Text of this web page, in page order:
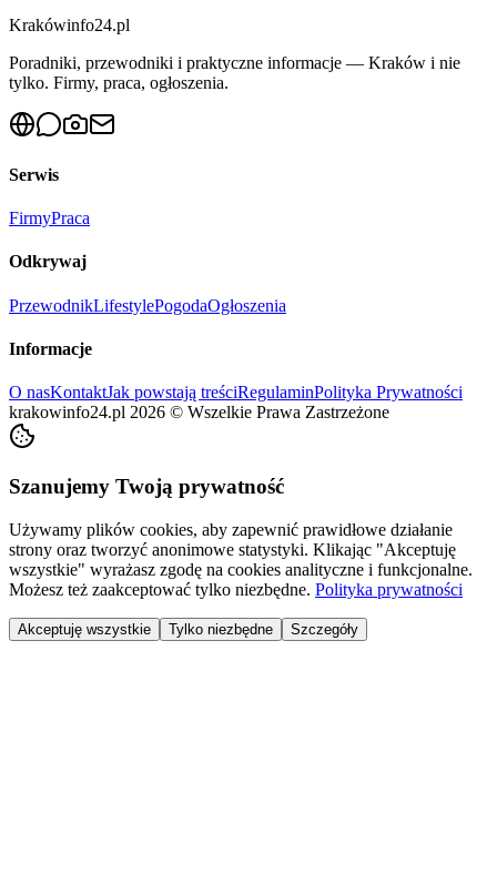
Krakówinfo24.pl
Poradniki, przewodniki i praktyczne informacje — Kraków i nie
tylko. Firmy, praca, ogłoszenia.
Serwis
FirmyPraca
Odkrywaj
PrzewodnikLifestylePogodaOgłoszenia
Informacje
O nasKontaktJak powstają treściRegulaminPolityka Prywatności
krakowinfo24.pl 2026 © Wszelkie Prawa Zastrzeżone
Szanujemy Twoją prywatność
Używamy plików cookies, aby zapewnić prawidłowe działanie
strony oraz tworzyć anonimowe statystyki. Klikając "Akceptuję
wszystkie" wyrażasz zgodę na cookies analityczne i funkcjonalne.
Możesz też zaakceptować tylko niezbędne. Polityka prywatności
Akceptuję wszystkie Tylko niezbędne Szczegóły